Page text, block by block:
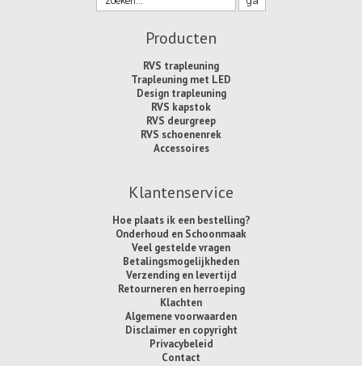
Producten
RVS trapleuning
Trapleuning met LED
Design trapleuning
RVS kapstok
RVS deurgreep
RVS schoenenrek
Accessoires
Klantenservice
Hoe plaats ik een bestelling?
Onderhoud en Schoonmaak
Veel gestelde vragen
Betalingsmogelijkheden
Verzending en levertijd
Retourneren en herroeping
Klachten
Algemene voorwaarden
Disclaimer en copyright
Privacybeleid
Contact